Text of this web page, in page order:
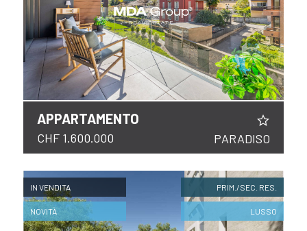
APPARTAMENTO
CHF 1.600.000 PARADISO
IN VENDITA
NOVITÀ
PRIM./SEC. RES.
LUSSO